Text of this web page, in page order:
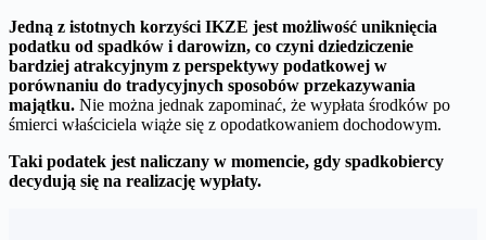
Jedną z istotnych korzyści IKZE jest możliwość uniknięcia
podatku od spadków i darowizn, co czyni dziedziczenie
bardziej atrakcyjnym z perspektywy podatkowej w
porównaniu do tradycyjnych sposobów przekazywania
majątku. Nie można jednak zapominać, że wypłata środków po
śmierci właściciela wiąże się z opodatkowaniem dochodowym.
Taki podatek jest naliczany w momencie, gdy spadkobiercy
decydują się na realizację wypłaty.